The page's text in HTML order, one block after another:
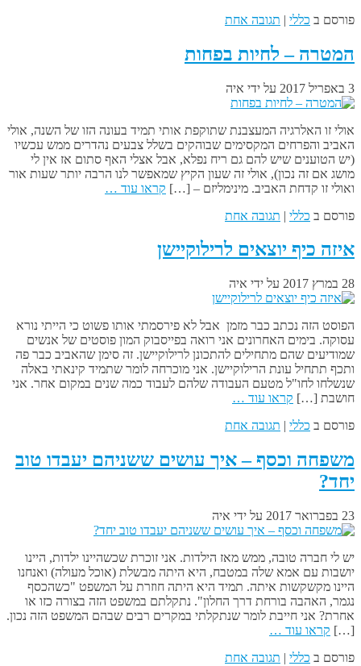
פורסם ב כללי | תגובה אחת
המטרה – לחיות בפחות
3 באפריל 2017 על ידי איה
אולי זו האלרגיה המעצבנת שתוקפת אותי תמיד בעונה הזו של השנה, אולי
האביב והפרחים המקסימים שבוהקים בשלל צבעים נהדרים ממש עכשיו
(יש הטוענים שיש להם גם ריח נפלא, אבל אצלי האף סתום אז אין לי
מושג אם זה נכון), אולי זה שעון הקיץ שמאפשר לנו הרבה יותר שעות אור
ואולי זו קדחת האביב. מינימליזם – […] קראו עוד …
פורסם ב כללי | תגובה אחת
איזה כיף יוצאים לרילוקיישן
28 במרץ 2017 על ידי איה
הפוסט הזה נכתב כבר מזמן אבל לא פירסמתי אותו פשוט כי הייתי נורא
עסוקה. בימים האחרונים אני רואה בפייסבוק המון פוסטים של אנשים
שמודיעים שהם מתחילים להתכונן לרילוקיישן. זה סימן שהאביב כבר פה
ותכף תתחיל עונת הרילוקיישן. אני מוכרחה לומר שתמיד קינאתי באלה
שנשלחו לחו"ל מטעם העבודה שלהם לעבוד כמה שנים במקום אחר. אני
חושבת […] קראו עוד …
פורסם ב כללי | תגובה אחת
משפחה וכסף – איך עושים ששניהם יעבדו טוב
יחד?
23 בפברואר 2017 על ידי איה
יש לי חברה טובה, ממש מאז הילדות. אני זוכרת שכשהיינו ילדות, היינו
יושבות עם אמא שלה במטבח, היא היתה מבשלת (אוכל מעולה) ואנחנו
היינו מקשקשות איתה. תמיד היא היתה חוזרת על המשפט "כשהכסף
נגמר, האהבה בורחת דרך החלון". נתקלתם במשפט הזה בצורה כזו או
אחרת? אני חייבת לומר שנתקלתי במקרים רבים שבהם המשפט הזה נכון.
[…] קראו עוד …
פורסם ב כללי | תגובה אחת